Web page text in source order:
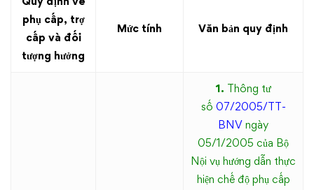
ban
hành
phụ cấp, trợ
cấp và đối
tượng hưởng
Mức tính Văn bản quy định
1. Thông tư
số 07/2005/TT-
BNV ngày
05/1/2005 của Bộ
Nội vụ hướng dẫn thực
hiện chế độ phụ cấp